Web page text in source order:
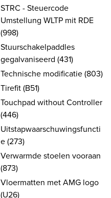
STRC - Steuercode
Umstellung WLTP mit RDE
(998)
Stuurschakelpaddles
gegalvaniseerd (431)
Technische modificatie (803)
Tirefit (B51)
Touchpad without Controller
(446)
Uitstapwaarschuwingsfuncti
e (273)
Verwarmde stoelen vooraan
(873)
Vloermatten met AMG logo
(U26)